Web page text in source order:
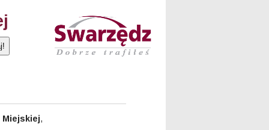
Miejskiej,